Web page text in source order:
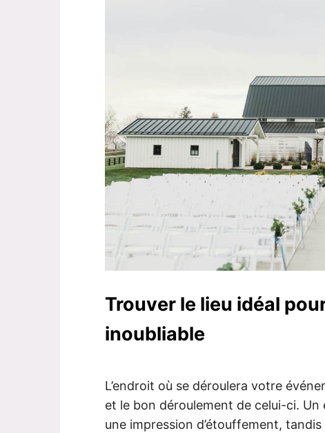
Trouver le lieu idéal
inoubliable
L’endroit où se déroulera votre
et le bon déroulement de celui-ci.
une impression d’étouffement,